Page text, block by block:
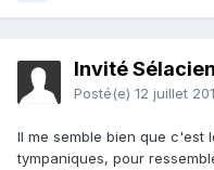
Invité
Posté(e) 12 juillet
Il me semble bien que c'est
tympaniques, pour